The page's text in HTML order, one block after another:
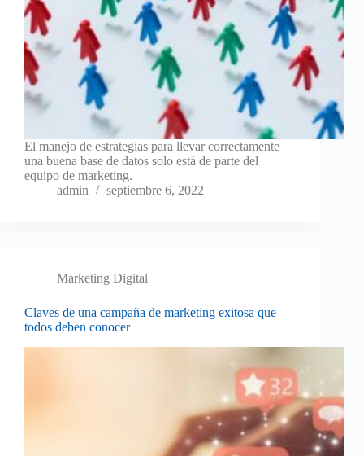
El manejo de estrategias para llevar correctamente
una buena base de datos solo está de parte del
equipo de marketing.
admin
septiembre 6, 2022
Marketing Digital
Claves de una campaña de marketing exitosa que
todos deben conocer